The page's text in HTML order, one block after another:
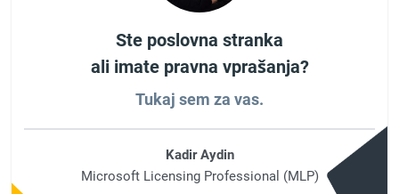
Ste poslovna stranka
ali imate pravna vprašanja?
Tukaj sem za vas.
Kadir Aydin
Microsoft Licensing Professional (MLP)